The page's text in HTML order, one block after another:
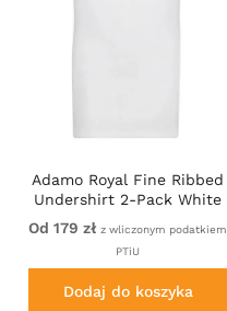
Adamo Royal Fine Ribbed
Undershirt 2-Pack White
Od 179 zł z wliczonym podatkiem
PTiU
Dodaj do koszyka